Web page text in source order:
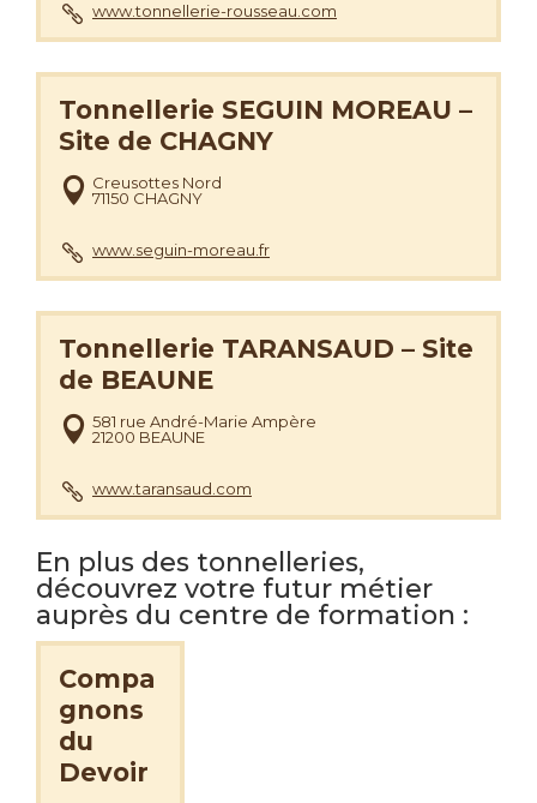
www.tonnellerie-rousseau.com
Tonnellerie SEGUIN MOREAU –
Site de CHAGNY
Creusottes Nord
71150 CHAGNY
www.seguin-moreau.fr
Tonnellerie TARANSAUD – Site
de BEAUNE
581 rue André-Marie Ampère
21200 BEAUNE
www.taransaud.com
En plus des tonnelleries,
découvrez votre futur métier
auprès du centre de formation :
Compa
gnons
du
Devoir